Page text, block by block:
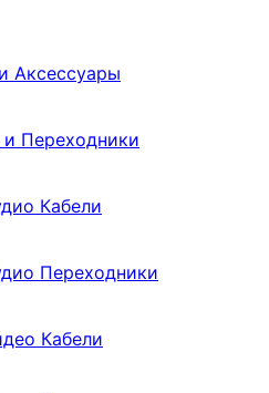
Аксессуары
и Переходники
Кабели
Переходники
Кабели